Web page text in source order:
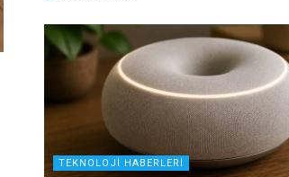
TEKNOLOJI HABERLERI